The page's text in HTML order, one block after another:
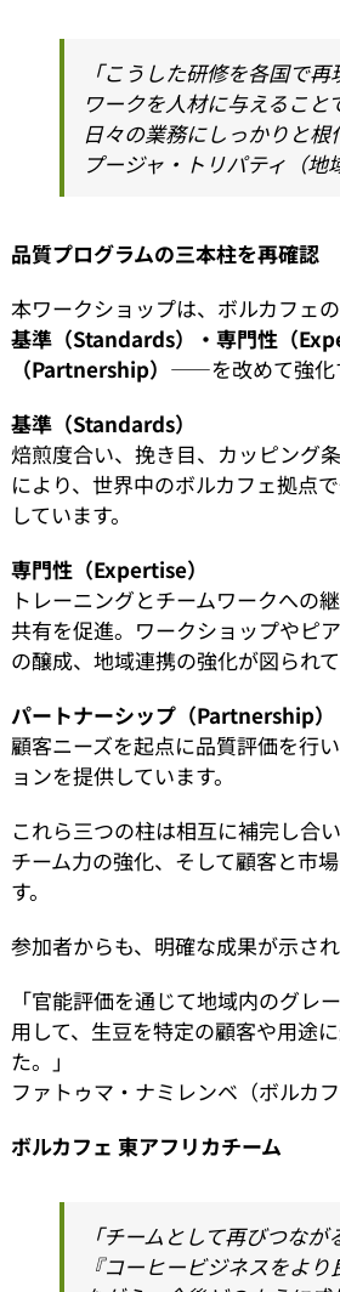
「こうした研修を各国で
ワークを人材に与えること
日々の業務にしっかりと根
プージャ・トリパティ（地
品質プログラムの三本柱を再確認
本ワークショップは、ボルカフェ
基準（Standards）・専門性（
（Partnership） ――を改めて強化
基準（Standards）
焙煎度合い、挽き目、カッピング
により、世界中のボルカフェ拠点
しています。
専門性（Expertise）
トレーニングとチームワークへの
共有を促進。ワークショップやピ
の醸成、地域連携の強化が図られて
パートナーシップ（Partnership）
顧客ニーズを起点に品質評価を行
ョンを提供しています。
これら三つの柱は相互に補完し合
チーム力の強化、そして顧客と市
す。
参加者からも、明確な成果が示され
「官能評価を通じて地域内のグ
用して、生豆を特定の顧客や用途
た。」
ファトゥマ・ナミレンベ（ボルカ
ボルカフェ東アフリカチーム
「チームとして再びつな
『コーヒービジネスをよ